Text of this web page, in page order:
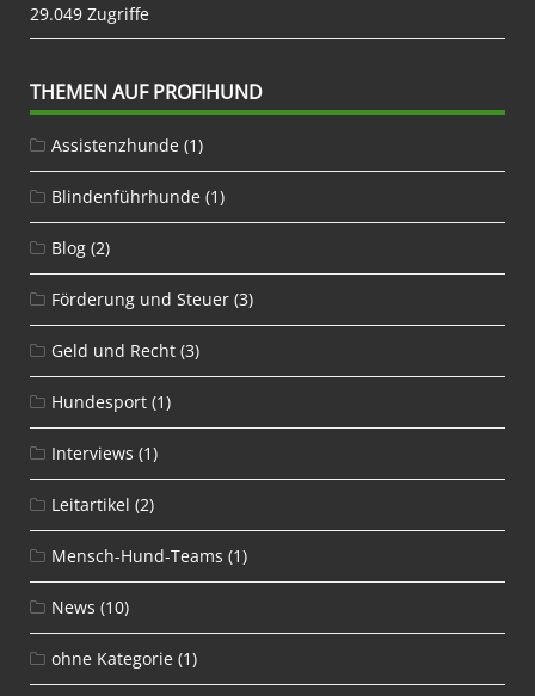
29.049 Zugriffe
THEMEN AUF PROFIHUND
Assistenzhunde (1)
Blindenführhunde (1)
Blog (2)
Förderung und Steuer (3)
Geld und Recht (3)
Hundesport (1)
Interviews (1)
Leitartikel (2)
Mensch-Hund-Teams (1)
News (10)
ohne Kategorie (1)